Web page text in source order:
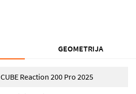
GEOMETRIJA
CUBE Reaction 200 Pro 2025